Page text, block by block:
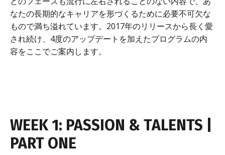
なたの長期的なキャリアを形づくるために必要不可欠な
もので満ち溢れています。2017年のリリースから長く愛
され続け、4度のアップデートを加えたプログラムの内
容をここでご案内します。
WEEK 1: PASSION & TALENTS |
PART ONE